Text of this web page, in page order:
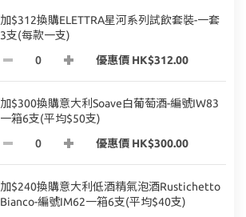
加$312換購ELETTRA星河系列試飲套裝-一套
3支(每款一支)
優惠價 HK$312.00
加$300換購意大利Soave白葡萄酒-編號IW83
一箱6支(平均$50支)
優惠價 HK$300.00
加$240換購意大利低酒精氣泡酒Rustichetto
Bianco-編號IM62一箱6支(平均$40支)